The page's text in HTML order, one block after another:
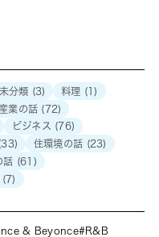
未分類 (3) 料理 (1)
業の話 (72)
ビジネス (76)
住環境の話 (23)
話 (61)
(7)
& Beyonce
R&B